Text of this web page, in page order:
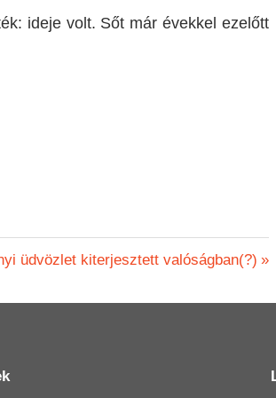
ideje volt. Sőt már évekkel ezelőtt
üdvözlet kiterjesztett valóságban(?)